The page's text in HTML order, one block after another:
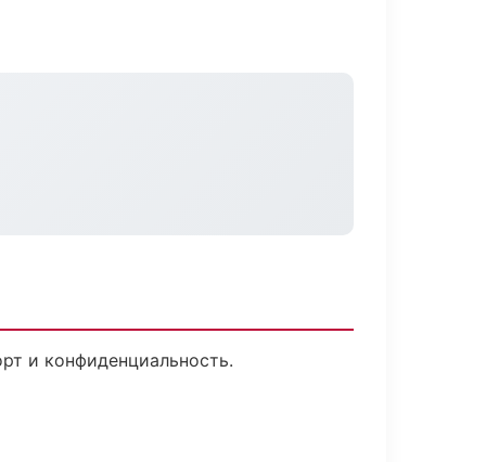
и конфиденциальность.